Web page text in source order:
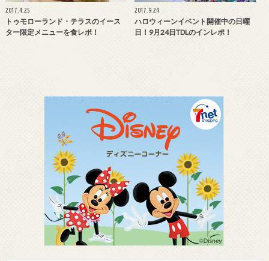
2017.4.25
トゥモローランド・テラスのイース
ター限定メニューを食レポ！
2017.9.24
ハロウィーンイベント開催中の日曜
日！9月24日TDLのインレポ！